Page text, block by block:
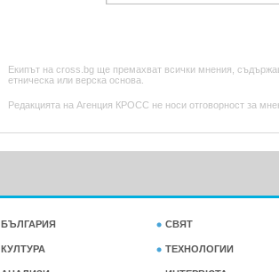
Екипът на cross.bg ще премахват всички мнения,
етническа или верска основа.
Редакцията на Агенция КРОСС не носи отговорност за
БЪЛГАРИЯ СВЯТ
КУЛТУРА ТЕХНОЛОГИИ